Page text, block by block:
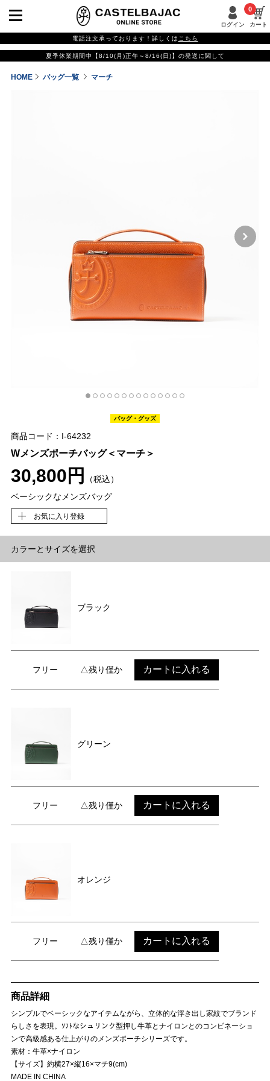
ログイン カート
0
電話注文承っております！詳しくは こちら
夏季休業期間中【8/10(月)正午～8/16(日)】の発送に関して
HOME バッグ一覧 マーチ
バッグ・グッズ
商品コード：I-64232
Wメンズポーチバッグ＜マーチ＞
30,800円
（税込）
ベーシックなメンズバッグ
お気に入り登録
カラーとサイズを選択
ブラック
フリー △残り僅か カートに入れる
グリーン
フリー △残り僅か カートに入れる
オレンジ
フリー △残り僅か カートに入れる
商品詳細
シンプルでベーシックなアイテムながら、立体的な浮き出し家紋でブランド
らしさを表現。ｿﾌﾄなシュリンク型押し牛革とナイロンとのコンビネーショ
ンで高級感ある仕上がりのメンズポーチシリーズです。
素材：牛革×ナイロン
【サイズ】約横27×縦16×マチ9(cm)
MADE IN CHINA